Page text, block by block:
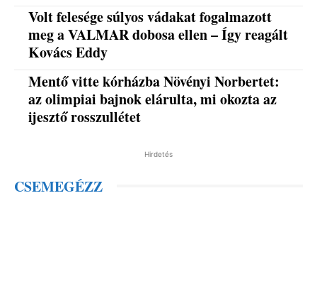
Volt felesége súlyos vádakat fogalmazott
meg a VALMAR dobosa ellen – Így reagált
Kovács Eddy
Mentő vitte kórházba Növényi Norbertet:
az olimpiai bajnok elárulta, mi okozta az
ijesztő rosszullétet
Hirdetés
CSEMEGÉZZ